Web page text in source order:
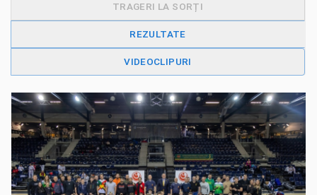
TRAGERI LA SORȚI
REZULTATE
VIDEOCLIPURI